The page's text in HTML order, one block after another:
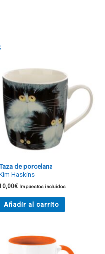
de porcelana
Haskins
€ Impuestos incluidos
Añadir al carrito